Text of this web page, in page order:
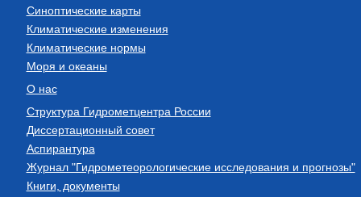
Синоптические карты
Климатические изменения
Климатические нормы
Моря и океаны
О нас
Структура Гидрометцентра России
Диссертационный совет
Аспирантура
Журнал "Гидрометеорологические исследования и прогнозы"
Книги, документы